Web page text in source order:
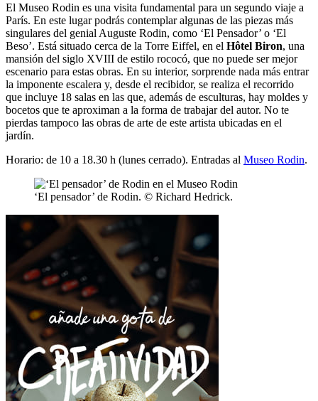
El Museo Rodin es una visita fundamental para un segundo viaje a
París. En este lugar podrás contemplar algunas de las piezas más
singulares del genial Auguste Rodin, como ‘El Pensador’ o ‘El
Beso’. Está situado cerca de la Torre Eiffel, en el Hôtel Biron, una
mansión del siglo XVIII de estilo rococó, que no puede ser mejor
escenario para estas obras. En su interior, sorprende nada más entrar
la imponente escalera y, desde el recibidor, se realiza el recorrido
que incluye 18 salas en las que, además de esculturas, hay moldes y
bocetos que te aproximan a la forma de trabajar del autor. No te
pierdas tampoco las obras de arte de este artista ubicadas en el
jardín.
Horario: de 10 a 18.30 h (lunes cerrado). Entradas al Museo Rodin.
‘El pensador’ de Rodin. © Richard Hedrick.